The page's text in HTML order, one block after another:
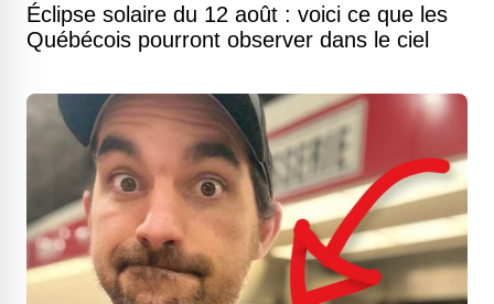
Éclipse solaire du 12 août : voici ce que les
Québécois pourront observer dans le ciel